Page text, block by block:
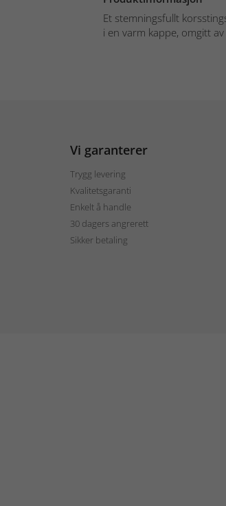
Et stemningsfullt
i en varm kappe, omgitt av
Vi garanterer
Trygg levering
Kvalitetsgaranti
Enkelt å handle
30 dagers angrerett
Sikker betaling